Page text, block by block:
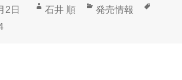
2日
作
石井 順
カ
発売情報